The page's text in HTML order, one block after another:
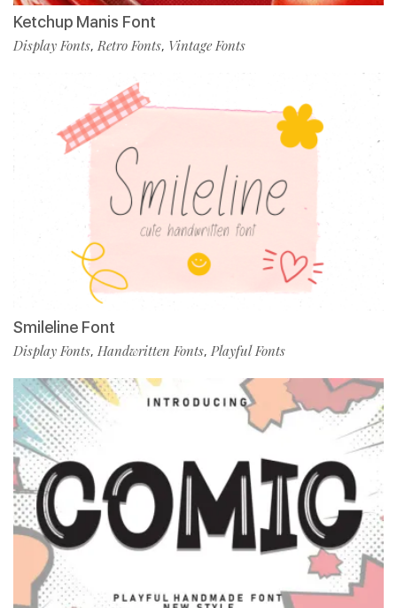
Ketchup Manis Font
Display Fonts, Retro Fonts, Vintage Fonts
Smileline Font
Display Fonts, Handwritten Fonts, Playful Fonts